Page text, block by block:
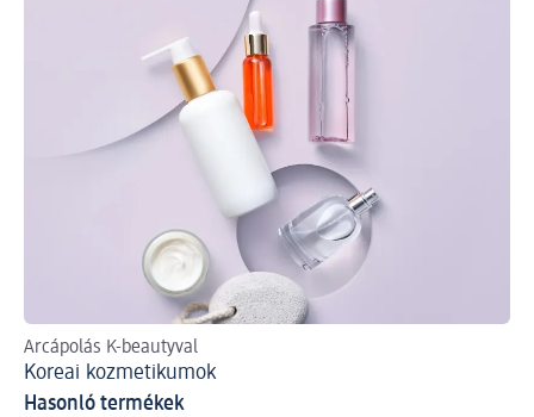
Arcápolás K-beautyval
Koreai kozmetikumok
Hasonló termékek